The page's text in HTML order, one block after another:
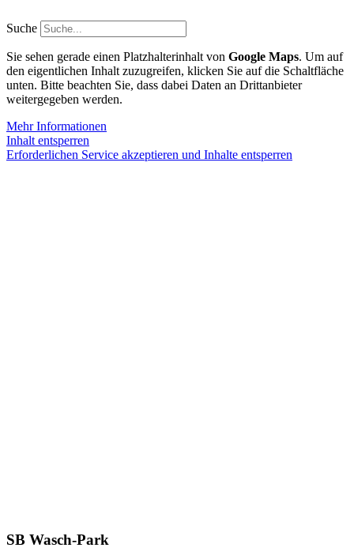
Inhalt
springen
Suche
Sie sehen gerade einen Platzhalterinhalt von Google Maps. Um auf
den eigentlichen Inhalt zuzugreifen, klicken Sie auf die Schaltfläche
unten. Bitte beachten Sie, dass dabei Daten an Drittanbieter
weitergegeben werden.
Mehr Informationen
Inhalt entsperren
Erforderlichen Service akzeptieren und Inhalte entsperren
SB Wasch-Park